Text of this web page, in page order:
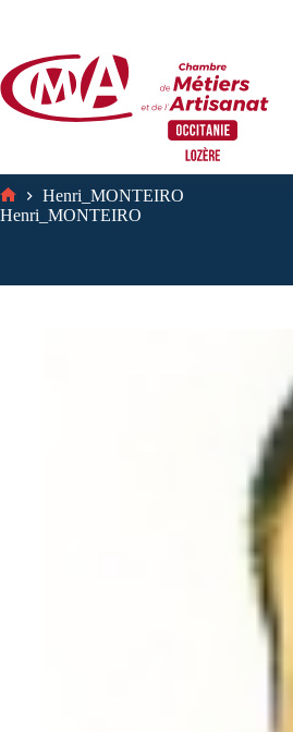
Accueil
Henri_MONTEIRO
Henri_MONTEIRO